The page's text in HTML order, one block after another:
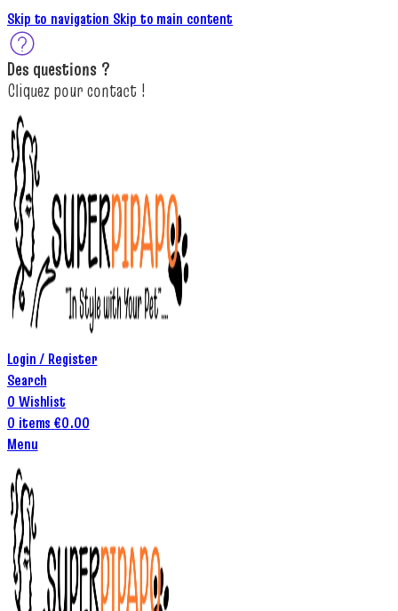
Skip to navigation Skip to main content
Des questions ?
Cliquez pourcontact !
Login / Register
Search
0 Wishlist
0 items €0.00
Menu